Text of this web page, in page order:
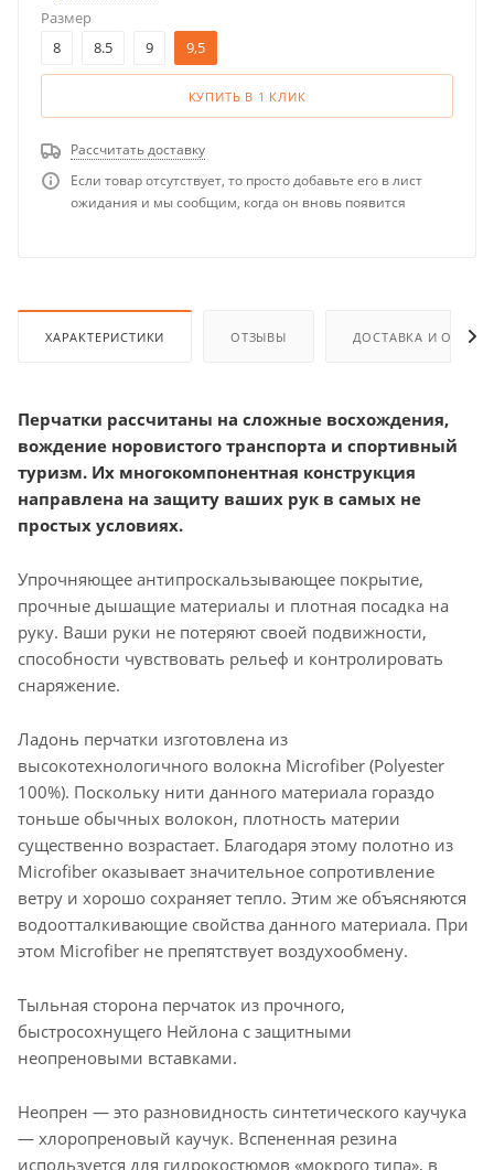
Размер
8
8.5 9 9,5
КУПИТЬ В 1 КЛИК
Рассчитать доставку
Если товар отсутствует, то просто добавьте его в лист
ожидания и мы сообщим, когда он вновь появится
ХАРАКТЕРИСТИКИ ОТЗЫВЫ ДОСТАВКА И
Перчатки рассчитаны на сложные восхождения,
вождение норовистого транспорта и спортивный
туризм. Их многокомпонентная конструкция
направлена на защиту ваших рук в самых не
простых условиях.
Упрочняющее антипроскальзывающее покрытие,
прочные дышащие материалы и плотная посадка на
руку. Ваши руки не потеряют своей подвижности,
способности чувствовать рельеф и контролировать
снаряжение.
Ладонь перчатки изготовлена из
высокотехнологичного волокна Microfiber (Polyester
100%). Поскольку нити данного материала гораздо
тоньше обычных волокон, плотность материи
существенно возрастает. Благодаря этому полотно из
Microfiber оказывает значительное сопротивление
ветру и хорошо сохраняет тепло. Этим же объясняются
водоотталкивающие свойства данного материала. При
этом Microfiber не препятствует воздухообмену.
Тыльная сторона перчаток из прочного,
быстросохнущего Нейлона с защитными
неопреновыми вставками.
Неопрен — это разновидность синтетического каучука
— хлоропреновый каучук. Вспененная резина
используется для гидрокостюмов «мокрого типа», в